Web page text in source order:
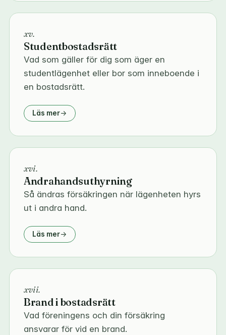
xv.
Studentbostadsrätt
Vad som gäller för dig som äger en
studentlägenhet eller bor som inneboende i
en bostadsrätt.
Läs mer
xvi.
Andrahandsuthyrning
Så ändras försäkringen när lägenheten hyrs
ut i andra hand.
Läs mer
xvii.
Brand i bostadsrätt
Vad föreningens och din försäkring
ansvarar för vid en brand.